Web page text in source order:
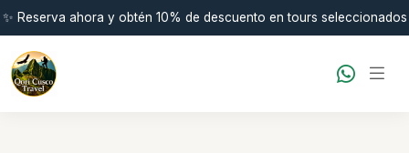
✨ Reserva ahora y obtén 10% de descuento en tours seleccionados